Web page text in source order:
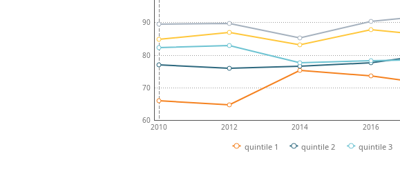
2010 2012 2014 2016
60
70
80
90
quintile 1 quintile 2 quintile 3